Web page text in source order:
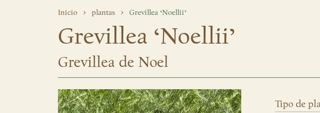
Inicio plantas Grevillea ‘Noellii’
Grevillea ‘Noellii’
Grevillea de Noel
Tipo de